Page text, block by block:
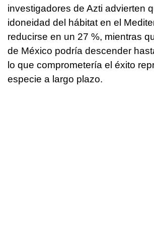
investigadores de Azti advierten
idoneidad del hábitat en el
reducirse en un 27 %, mientras
de México podría descender
lo que comprometería el éxito
especie a largo plazo.